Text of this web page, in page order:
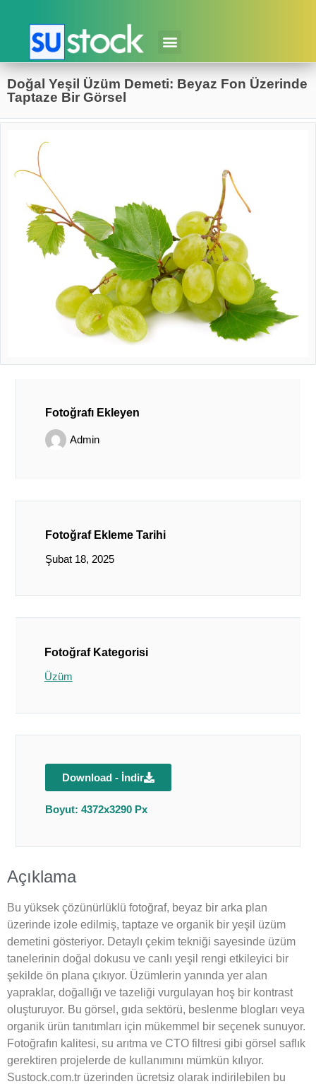
Doğal Yeşil Üzüm Demeti: Beyaz Fon Üzerinde
Taptaze Bir Görsel
Fotoğrafı Ekleyen
Admin
Fotoğraf Ekleme Tarihi
Şubat 18, 2025
Fotoğraf Kategorisi
Üzüm
Download - İndir
Boyut: 4372x3290 Px
Açıklama
Bu yüksek çözünürlüklü fotoğraf, beyaz bir arka plan
üzerinde izole edilmiş, taptaze ve organik bir yeşil üzüm
demetini gösteriyor. Detaylı çekim tekniği sayesinde üzüm
tanelerinin doğal dokusu ve canlı yeşil rengi etkileyici bir
şekilde ön plana çıkıyor. Üzümlerin yanında yer alan
yapraklar, doğallığı ve tazeliği vurgulayan hoş bir kontrast
oluşturuyor. Bu görsel, gıda sektörü, beslenme blogları veya
organik ürün tanıtımları için mükemmel bir seçenek sunuyor.
Fotoğrafın kalitesi, su arıtma ve CTO filtresi gibi görsel saflık
gerektiren projelerde de kullanımını mümkün kılıyor.
Sustock.com.tr üzerinden ücretsiz olarak indirilebilen bu